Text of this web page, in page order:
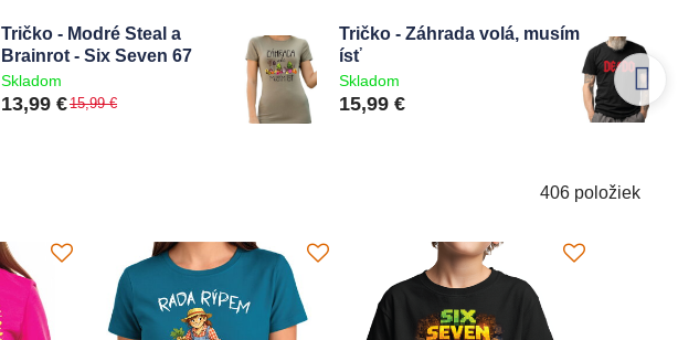
Tričko - Modré Steal a
Brainrot - Six Seven 67
Skladom
13,99 €15,99 €
Tričko - Záhrada volá, musím
ísť
Skladom
15,99 €
406 položiek